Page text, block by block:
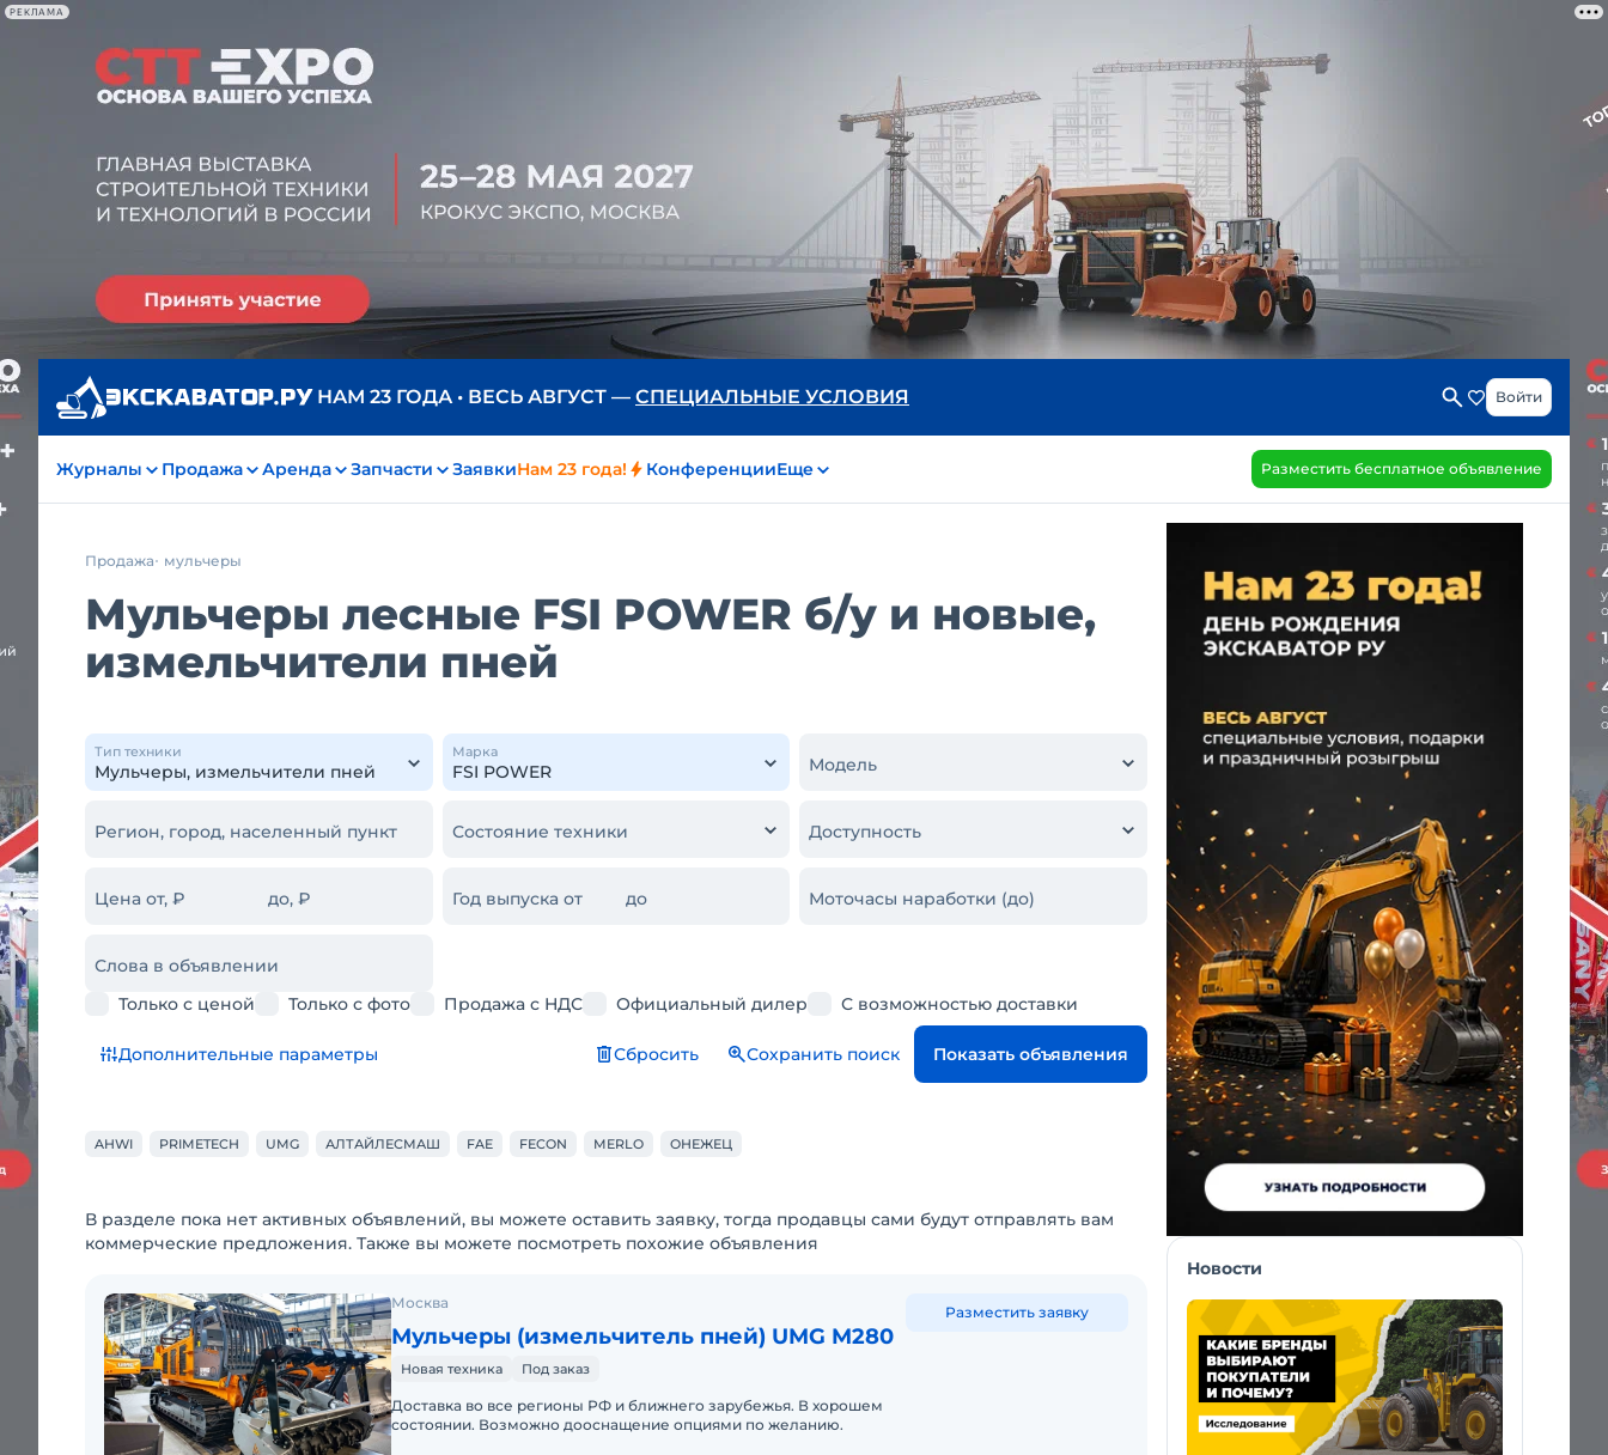
РЕКЛАМА
НАМ 23 ГОДА • ВЕСЬ АВГУСТ — СПЕЦИАЛЬНЫЕ УСЛОВИЯ Войти
Журналы Продажа Аренда Запчасти ЗаявкиНам 23 года! КонференцииЕще Разместить бесплатное объявление
Продажа мульчеры
Мульчеры лесные FSI POWER б/у и новые,
измельчители пней
Тип техники Марка
Модель
Регион, город, населенный пункт Состояние техники Доступность
Цена от, ₽ до, ₽ Год выпуска от до Моточасы наработки (до)
Слова в объявлении
Только с ценой
Только с фото Продажа с НДС Официальный дилер С возможностью доставки
Дополнительные параметры Сбросить Сохранить поиск Показать объявления
AHWI PRIMETECH UMG АЛТАЙЛЕСМАШ FAE FECON MERLO ОНЕЖЕЦ
В разделе пока нет активных объявлений, вы можете оставить заявку, тогда продавцы сами будут отправлять вам
коммерческие предложения. Также вы можете посмотреть похожие объявления
Москва
Мульчеры (измельчитель пней) UMG M280
Новая техника Под заказ
Доставка во все регионы РФ и ближнего зарубежья. В хорошем
состоянии. Возможно дооснащение опциями по желанию.
Разместить заявку
Новости